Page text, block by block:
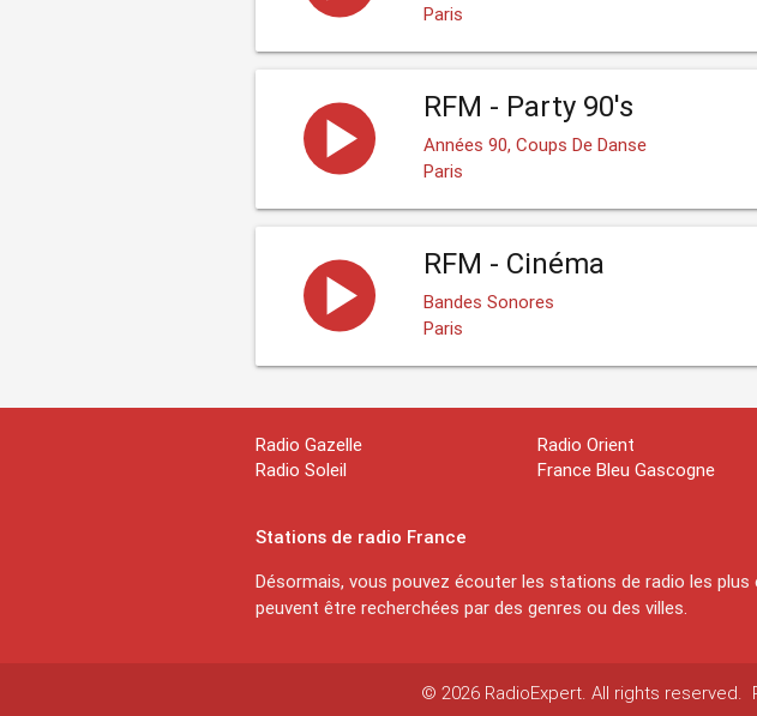
Paris
RFM - Party 90's
Années 90, Coups De Danse
Paris
RFM - Cinéma
Bandes Sonores
Paris
Radio Gazelle
Radio Soleil
Radio Orient
France Bleu Gascogne
Stations de radio France
Désormais, vous pouvez écouter les stations de radio les
peuvent être recherchées par des genres ou des villes.
© 2026 RadioExpert. All rights reserved.